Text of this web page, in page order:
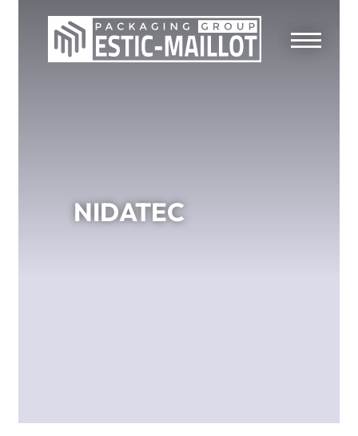
NIDATEC